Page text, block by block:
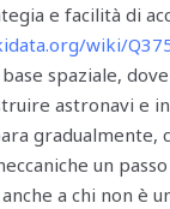
e facilità di
wiki/
spaziale,
astronavi e
gradualmente,
un
a chi non è